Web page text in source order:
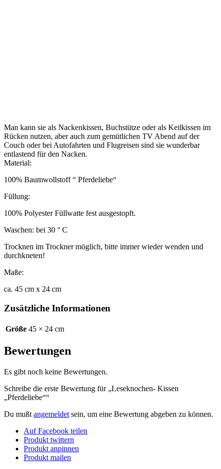
Man kann sie als Nackenkissen, Buchstütze oder als Keilkissen im
Rücken nutzen, aber auch zum gemütlichen TV Abend auf der
Couch oder bei Autofahrten und Flugreisen sind sie wunderbar
entlastend für den Nacken.
Material:
100% Baumwollstoff “ Pferdeliebe“
Füllung:
100% Polyester Füllwatte fest ausgestopft.
Waschen: bei 30 ° C
Trocknen im Trockner möglich, bitte immer wieder wenden und
durchkneten!
Maße:
ca. 45 cm x 24 cm
Zusätzliche Informationen
Größe 45 × 24 cm
Bewertungen
Es gibt noch keine Bewertungen.
Schreibe die erste Bewertung für „Leseknochen- Kissen
„Pferdeliebe““
Du mußt angemeldet sein, um eine Bewertung abgeben zu können.
Auf Facebook teilen
Produkt twittern
Produkt anpinnen
Produkt mailen